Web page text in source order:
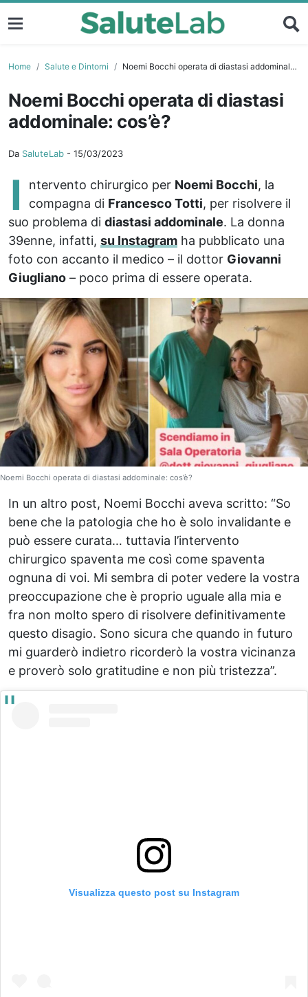
Home Salute e Dintorni Noemi Bocchi operata di diastasi addominale: cos’è?
Noemi Bocchi operata di diastasi
addominale: cos’è?
Da SaluteLab - 15/03/2023
I ntervento chirurgico per Noemi Bocchi, la
compagna di Francesco Totti, per risolvere il
suo problema di diastasi addominale. La donna
39enne, infatti, su Instagram ha pubblicato una
foto con accanto il medico – il dottor Giovanni
Giugliano – poco prima di essere operata.
Noemi Bocchi operata di diastasi addominale: cos’è?
In un altro post, Noemi Bocchi aveva scritto: “So
bene che la patologia che ho è solo invalidante e
può essere curata… tuttavia l’intervento
chirurgico spaventa me così come spaventa
ognuna di voi. Mi sembra di poter vedere la vostra
preoccupazione che è proprio uguale alla mia e
fra non molto spero di risolvere definitivamente
questo disagio. Sono sicura che quando in futuro
mi guarderò indietro ricorderò la vostra vicinanza
e proverò solo gratitudine e non più tristezza”.
Visualizza questo post su Instagram